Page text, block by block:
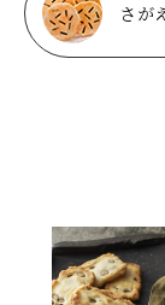
さが